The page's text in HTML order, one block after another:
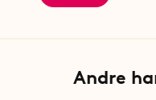
Andre